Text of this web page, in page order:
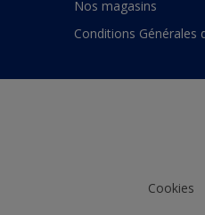
Nos magasins
Conditions Générales
Cookies